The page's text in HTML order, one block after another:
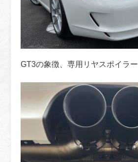
GT3の象徴、専用リヤスポイラー